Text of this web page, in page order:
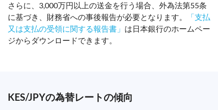
さらに、3,000万円以上の送金を行う場合、外為法第55条
に基づき、財務省への事後報告が必要となります。
「支払
又は支払の受領に関する報告書」 は日本銀行のホームペー
ジからダウンロードできます。
KES/JPYの為替レートの傾向